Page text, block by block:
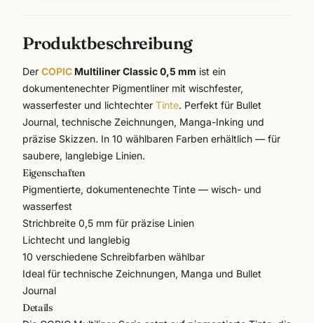
Produktbeschreibung
Der COPIC Multiliner Classic 0,5 mm ist ein
dokumentenechter Pigmentliner mit wischfester,
wasserfester und lichtechter Tinte. Perfekt für Bullet
Journal, technische Zeichnungen, Manga-Inking und
präzise Skizzen. In 10 wählbaren Farben erhältlich — für
saubere, langlebige Linien.
Eigenschaften
Pigmentierte, dokumentenechte Tinte — wisch- und
wasserfest
Strichbreite 0,5 mm für präzise Linien
Lichtecht und langlebig
10 verschiedene Schreibfarben wählbar
Ideal für technische Zeichnungen, Manga und Bullet
Journal
Details